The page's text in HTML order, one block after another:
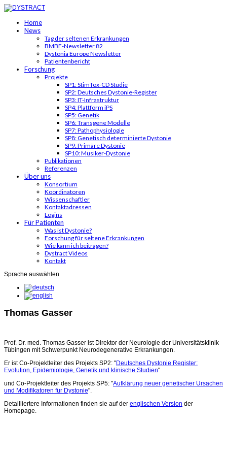
Home
News
Tag der seltenen Erkrankungen
BMBF-Newsletter 82
Dystonia Europe Newsletter
Patientenbericht
Forschung
Projekte
SP1: StimTox-CD Studie
SP2: Deutsches Dystonie-Register
SP3: IT-Infrastruktur
SP4: Plattform iPS
SP5: Genetik
SP6: Transgene Modelle
SP7: Pathophysiologie
SP8: Genetisch determinierte Dystonie
SP9: Primäre Dystonie
SP10: Musiker-Dystonie
Publikationen
Referenzen
Über uns
Konsortium
Koordinatoren
Wissenschaftler
Kontaktadressen
Logins
Für Patienten
Was ist Dystonie?
Forschung für seltene Erkrankungen
Wie kann ich beitragen?
Dystract Videos
Kontakt
Sprache auswählen
Thomas Gasser
Prof. Dr. med. Thomas Gasser ist Direktor der Neurologie der Universitätsklinik
Tübingen mit Schwerpunkt Neurodegenerative Erkrankungen.
Er ist Co-Projektleiter des Projekts SP2: "Deutsches Dystonie Register:
Evolution, Epidemiologie, Genetik und klinische Studien"
und Co-Projektleiter des Projekts SP5: "Aufklärung neuer genetischer Ursachen
und Modifikatoren für Dystonie".
Detailliertere Informationen finden sie auf der englischen Version der
Homepage.